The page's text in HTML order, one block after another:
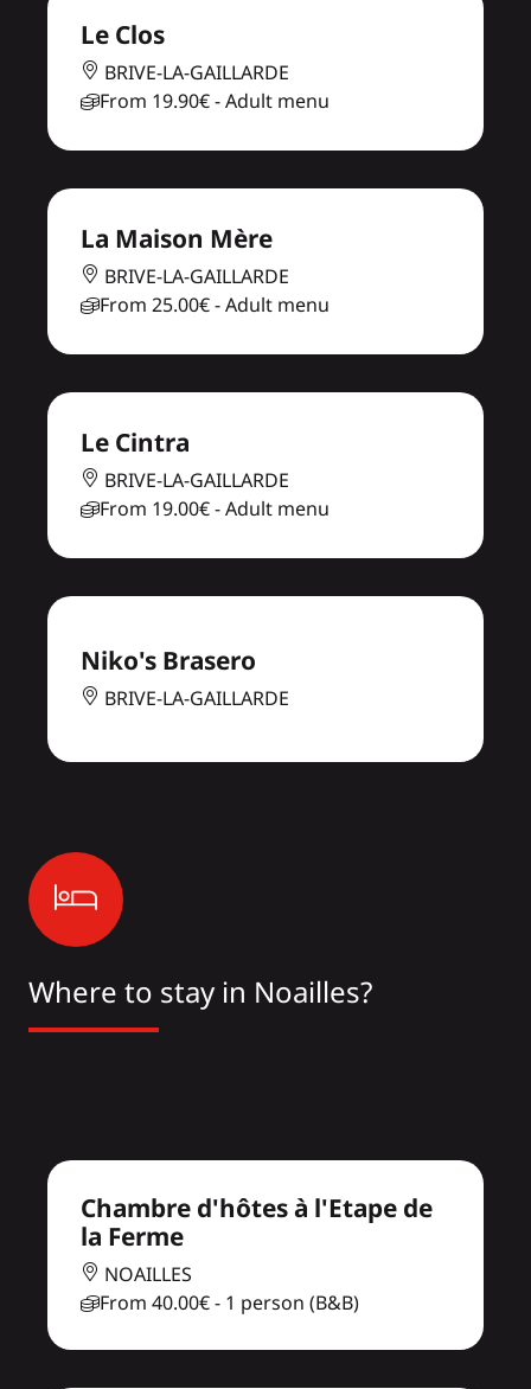
Le Clos
BRIVE-LA-GAILLARDE
From 19.90€- Adult menu
La Maison Mère
BRIVE-LA-GAILLARDE
From 25.00€- Adult menu
Le Cintra
BRIVE-LA-GAILLARDE
From 19.00€- Adult menu
Niko's Brasero
BRIVE-LA-GAILLARDE
Where to stay in Noailles?
Chambre d'hôtes à l'Etape de
la Ferme
NOAILLES
From 40.00€- 1 person (B&B)